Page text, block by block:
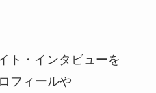
ト・インタビューを
フィールや